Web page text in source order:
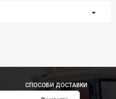
СПОСОБИ ДОСТАВКИ